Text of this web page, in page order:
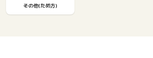
その他(ため方)